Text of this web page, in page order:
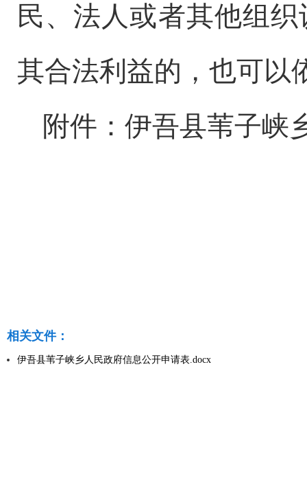
民、法人或者其他组
其合法利益的，也可以
附件：伊吾县苇子峡
相关文件：
伊吾县苇子峡乡人民政府信息公开申请表.docx